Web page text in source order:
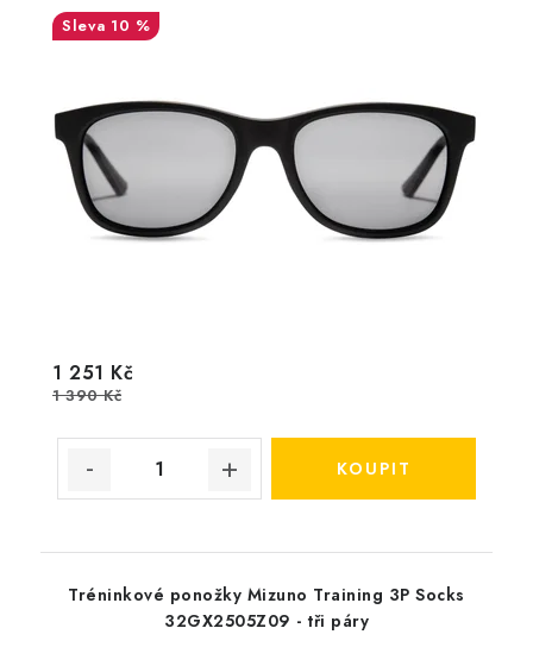
10 %
1 251 Kč
1 390 Kč
Tréninkové ponožky Mizuno Training 3P Socks
32GX2505Z09 - tři páry